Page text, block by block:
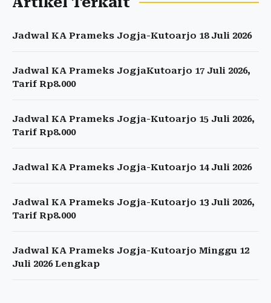
Jadwal KA Prameks Jogja-Kutoarjo 18 Juli 2026
Jadwal KA Prameks JogjaKutoarjo 17 Juli 2026,
Tarif Rp8.000
Jadwal KA Prameks Jogja-Kutoarjo 15 Juli 2026,
Tarif Rp8.000
Jadwal KA Prameks Jogja-Kutoarjo 14 Juli 2026
Jadwal KA Prameks Jogja-Kutoarjo 13 Juli 2026,
Tarif Rp8.000
Jadwal KA Prameks Jogja-Kutoarjo Minggu 12
Juli 2026 Lengkap